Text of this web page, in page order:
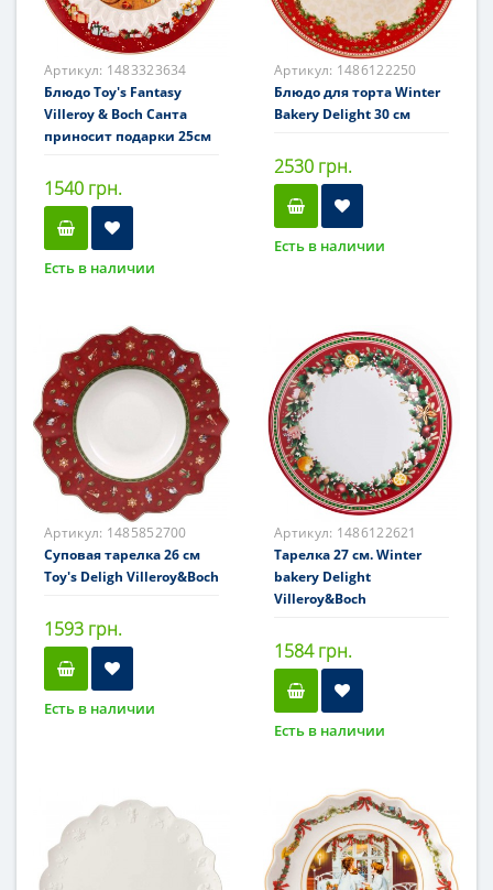
Артикул: 1483323634
Блюдо Toy's Fantasy
Villeroy & Boch Санта
приносит подарки 25см
1540 грн.
Есть в наличии
Артикул: 1486122250
Блюдо для торта Winter
Bakery Delight 30 см
2530 грн.
Есть в наличии
Артикул: 1485852700
Суповая тарелка 26 см
Toy's Deligh Villeroy&Boch
1593 грн.
Есть в наличии
Артикул: 1486122621
Тарелка 27 см. Winter
bakery Delight
Villeroy&Boch
1584 грн.
Есть в наличии